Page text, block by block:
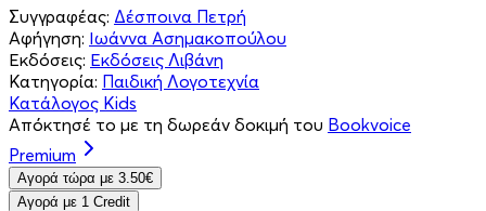
Συγγραφέας: Δέσποινα Πετρή
Αφήγηση: Ιωάννα Ασημακοπούλου
Εκδόσεις: Εκδόσεις Λιβάνη
Κατηγορία: Παιδική Λογοτεχνία
Κατάλογος Kids
Απόκτησέ το με τη δωρεάν δοκιμή του Bookvoice
Premium
Aγορά τώρα με 3.50€
Aγορά με 1 Credit